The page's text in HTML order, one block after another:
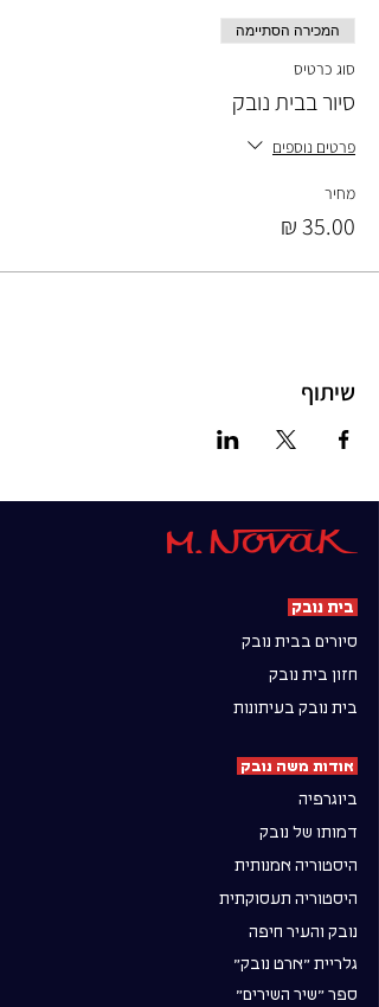
המכירה הסתיימה
סוג כרטיס
סיור בבית נובק
פרטים נוספים
מחיר
שיתוף
בית נובק
סיורים בבית נובק
חזון בית נובק
בית נובק בעיתונות
אודות משה נובק
ביוגרפיה
דמותו של נובק
היסטוריה אמנותית
היסטוריה תעסוקתית
נובק והעיר חיפה
גלריית ״ארט נובק״
ספר ״שיר השירים״